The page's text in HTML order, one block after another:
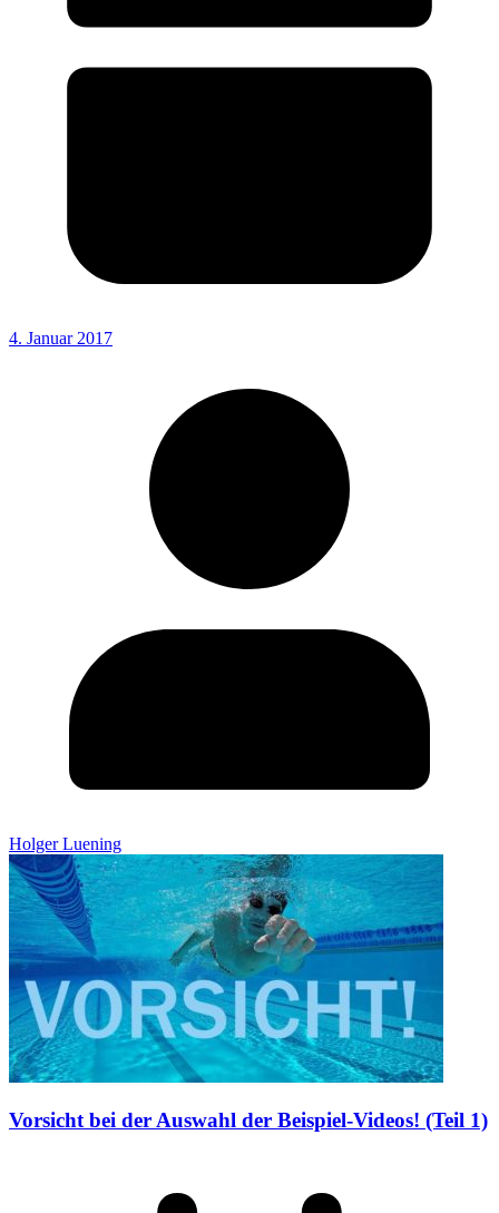
4. Januar 2017
Holger Luening
Vorsicht bei der Auswahl der Beispiel-Videos! (Teil 1)